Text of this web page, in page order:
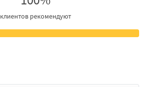
клиентов рекомендуют